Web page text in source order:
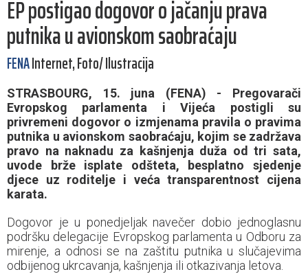
EP postigao dogovor o jačanju prava
putnika u avionskom saobraćaju
FENAInternet, Foto/ Ilustracija
STRASBOURG, 15. juna (FENA) - Pregovarači
Evropskog parlamenta i Vijeća postigli su
privremeni dogovor o izmjenama pravila o pravima
putnika u avionskom saobraćaju, kojim se zadržava
pravo na naknadu za kašnjenja duža od tri sata,
uvode brže isplate odšteta, besplatno sjedenje
djece uz roditelje i veća transparentnost cijena
karata.
Dogovor je u ponedjeljak navečer dobio jednoglasnu
podršku delegacije Evropskog parlamenta u Odboru za
mirenje, a odnosi se na zaštitu putnika u slučajevima
odbijenog ukrcavanja, kašnjenja ili otkazivanja letova.